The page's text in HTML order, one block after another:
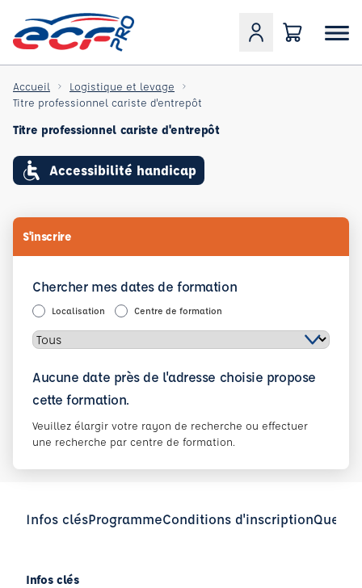
Accueil
Logistique et levage
Titre professionnel cariste d'entrepôt
Titre professionnel cariste d'entrepôt
Accessibilité handicap
S'inscrire
Chercher mes dates de formation
Localisation Centre de formation
Aucune date près de l'adresse choisie propose
cette formation.
Veuillez élargir votre rayon de recherche ou effectuer
une recherche par centre de formation.
Infos clésProgrammeConditions d'inscription
Infos clés